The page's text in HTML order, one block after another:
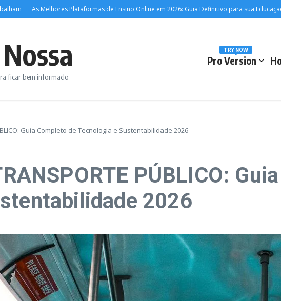
As Melhores Plataformas de Ensino Online em 2026: Guia Definitivo para sua Educação
ficar bem informado
Pro Version
TRY NOW
Guia Completo de Tecnologia e Sustentabilidade 2026
PÚBLICO:
2026